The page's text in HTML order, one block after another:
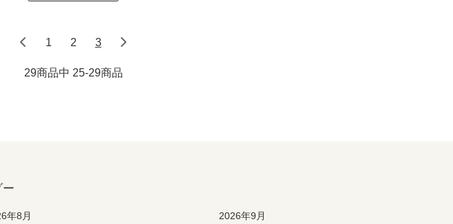
1 2 3
29商品中 25-29商品
年8月 2026年9月